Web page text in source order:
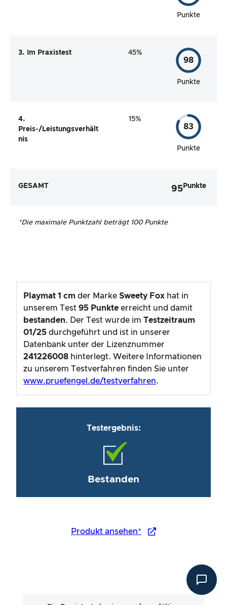
Punkte
3. Im Praxistest 45%
98
Punkte
4.
Preis-/Leistungsverhält
nis
15%
83
Punkte
GESAMT 95 Punkte
*Die maximale Punktzahl beträgt 100 Punkte
Playmat 1 cm der MarkeSweety Fox hat in
unserem Test 95 Punkteerreicht und damit
bestanden. Der Test wurde imTestzeitraum
01/25 durchgeführt und ist in unserer
Datenbank unter der Lizenznummer
241226008 hinterlegt. Weitere Informationen
zu unserem Testverfahren finden Sie unter
www.pruefengel.de/testverfahren.
Testergebnis:
Bestanden
Produkt ansehen*